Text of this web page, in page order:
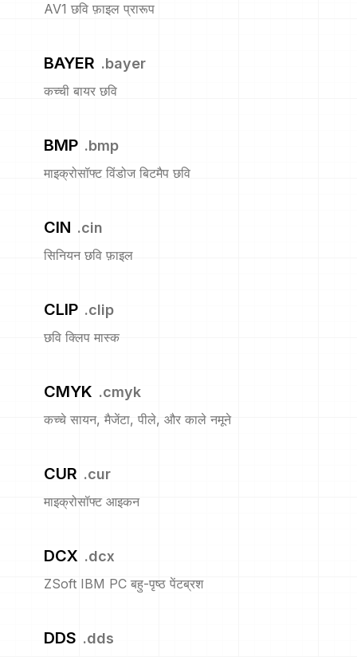
AV1 छवि फ़ाइल प्रारूप
BAYER .bayer
कच्ची बायर छवि
BMP .bmp
माइक्रोसॉफ्ट विंडोज बिटमैप छवि
CIN .cin
सिनियन छवि फ़ाइल
CLIP .clip
छवि क्लिप मास्क
CMYK .cmyk
कच्चे सायन, मैजेंटा, पीले, और काले नमूने
CUR .cur
माइक्रोसॉफ्ट आइकन
DCX .dcx
ZSoft IBM PC बहु-पृष्ठ पेंटब्रश
DDS .dds